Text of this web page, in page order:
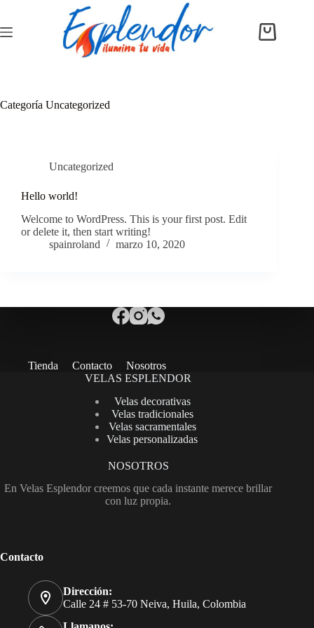
contenido
Carro
Categoría Uncategorized
Uncategorized
Hello world!
Welcome to WordPress. This is your first post. Edit
or delete it, then start writing!
spainroland
marzo 10, 2020
Tienda Contacto
Nosotros
VELAS ESPLENDOR
Velas decorativas
Velas tradicionales
Velas sacramentales
Velas personalizadas
NOSOTROS
En Velas Esplendor creemos que cada instante merece brillar
con luz propia.
Contacto
Dirección:
Calle 24 # 53-70 Neiva, Huila, Colombia